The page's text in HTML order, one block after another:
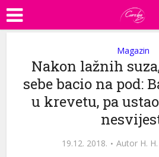
Magazin
Nakon lažnih
sebe bacio na pod:
u krevetu, pa
19.12. 2018. Autor H. H.